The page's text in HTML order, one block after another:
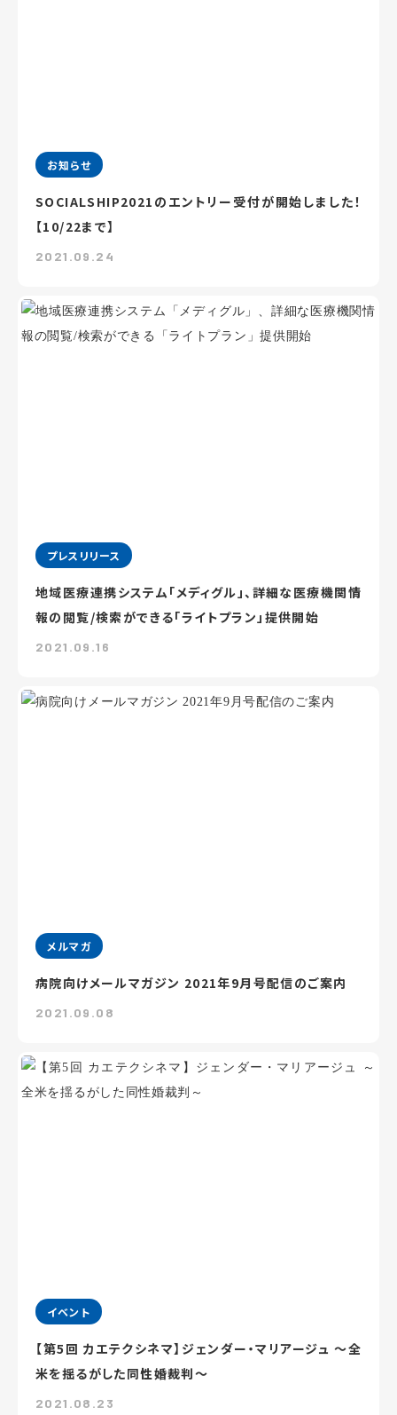
お知らせ
SOCIALSHIP2021のエントリー受付が開始しました！
【10/22まで】
2021.09.24
プレスリリース
地域医療連携システム「メディグル」、詳細な医療機関情
報の閲覧/検索ができる「ライトプラン」提供開始
2021.09.16
メルマガ
病院向けメールマガジン 2021年9月号配信のご案内
2021.09.08
イベント
【第5回 カエテクシネマ】ジェンダー・マリアージュ ～全
米を揺るがした同性婚裁判～
2021.08.23